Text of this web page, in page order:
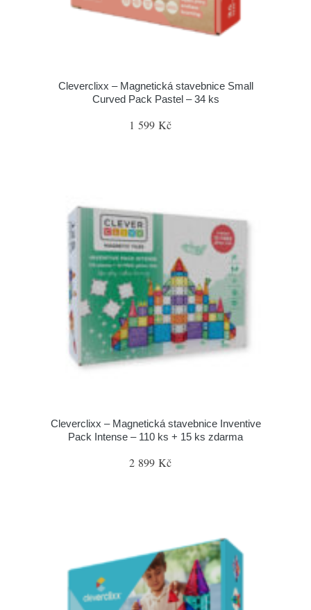
Cleverclixx – Magnetická stavebnice Small
Curved Pack Pastel – 34 ks
1 599 Kč
Cleverclixx – Magnetická stavebnice Inventive
Pack Intense – 110 ks + 15 ks zdarma
2 899 Kč